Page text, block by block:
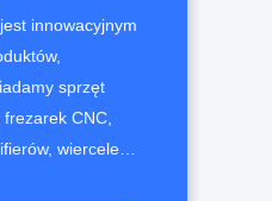
innowacyjnym
sprzęt
CNC,
wiercelek,